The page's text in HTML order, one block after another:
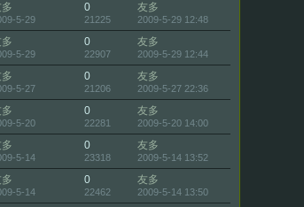
5-29
0
21225
友多
2009-5-29 12:48
5-29
0
22907
友多
2009-5-29 12:44
5-27
0
21206
友多
2009-5-27 22:36
5-20
0
22281
友多
2009-5-20 14:00
5-14
0
23318
友多
2009-5-14 13:52
5-14
0
22462
友多
2009-5-14 13:50